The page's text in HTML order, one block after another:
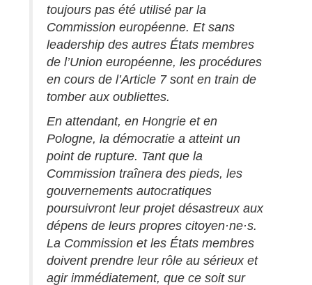
toujours pas été utilisé par la
Commission européenne. Et sans
leadership des autres États membres
de l’Union européenne, les procédures
en cours de l’Article 7 sont en train de
tomber aux oubliettes.
En attendant, en Hongrie et en
Pologne, la démocratie a atteint un
point de rupture. Tant que la
Commission traînera des pieds, les
gouvernements autocratiques
poursuivront leur projet désastreux aux
dépens de leurs propres citoyen·ne·s.
La Commission et les États membres
doivent prendre leur rôle au sérieux et
agir immédiatement, que ce soit sur